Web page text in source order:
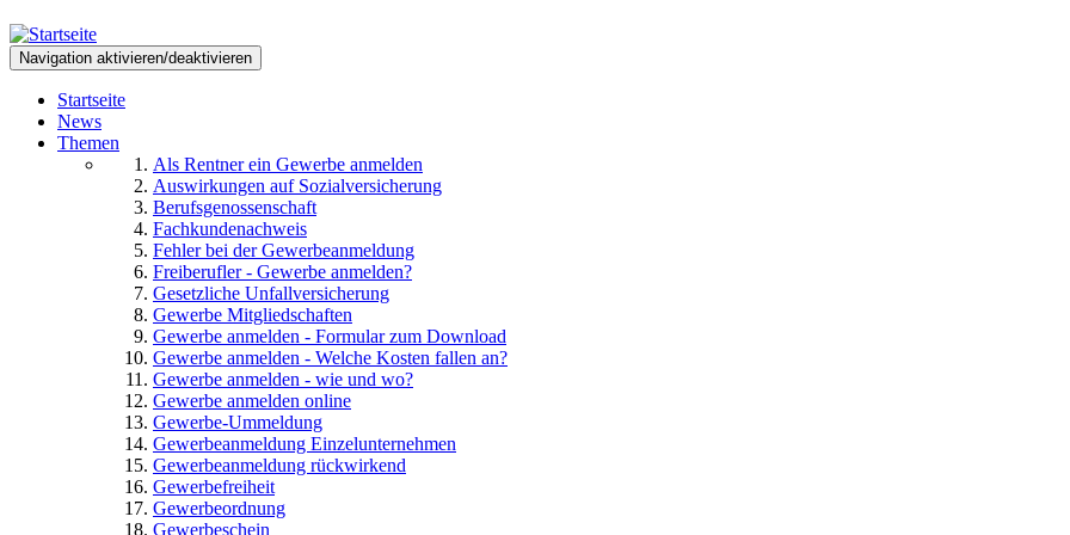
Direkt
zum
Inhalt
Navigation aktivieren/deaktivieren
Startseite
News
Themen
Als Rentner ein Gewerbe anmelden
Auswirkungen auf Sozialversicherung
Berufsgenossenschaft
Fachkundenachweis
Fehler bei der Gewerbeanmeldung
Freiberufler - Gewerbe anmelden?
Gesetzliche Unfallversicherung
Gewerbe Mitgliedschaften
Gewerbe anmelden - Formular zum Download
Gewerbe anmelden - Welche Kosten fallen an?
Gewerbe anmelden - wie und wo?
Gewerbe anmelden online
Gewerbe-Ummeldung
Gewerbeanmeldung Einzelunternehmen
Gewerbeanmeldung rückwirkend
Gewerbefreiheit
Gewerbeordnung
Gewerbeschein